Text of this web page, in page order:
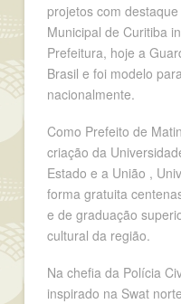
projetos com
Municipal de Curitiba
Prefeitura, hoje a
Brasil e foi modelo
nacionalmente.
Como Prefeito de
criação da
Estado e a União ,
forma gratuita
e de graduação
cultural da região.
Na chefia da Polícia
inspirado na Swat